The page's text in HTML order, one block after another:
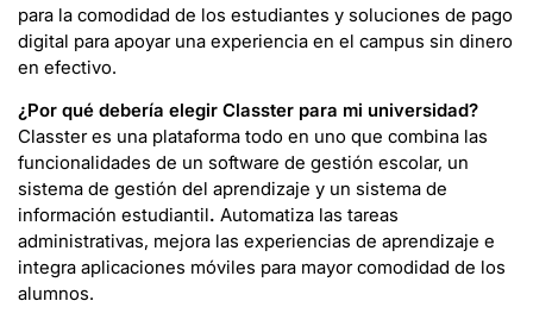
para la comodidad de los estudiantes y soluciones de pago
digital para apoyar una experiencia en el campus sin dinero
en efectivo.
¿Por qué debería elegir Classter para mi universidad?
Classter es una plataforma todo en uno que combina las
funcionalidades de un software de gestión escolar, un
sistema de gestión del aprendizaje y un sistema de
información estudiantil. Automatiza las tareas
administrativas, mejora las experiencias de aprendizaje e
integra aplicaciones móviles para mayor comodidad de los
alumnos.